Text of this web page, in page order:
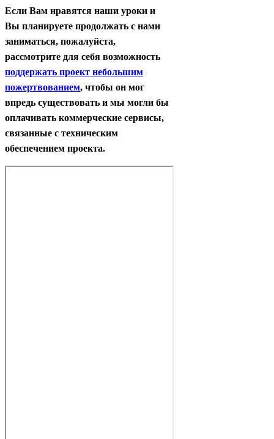
Если Вам нравятся наши уроки и
Вы планируете продолжать с нами
заниматься, пожалуйста,
рассмотрите для себя возможность
поддержать проект небольшим
пожертвованием, чтобы он мог
впредь существовать и мы могли бы
оплачивать коммерческие сервисы,
связанные с техническим
обеспечением проекта.